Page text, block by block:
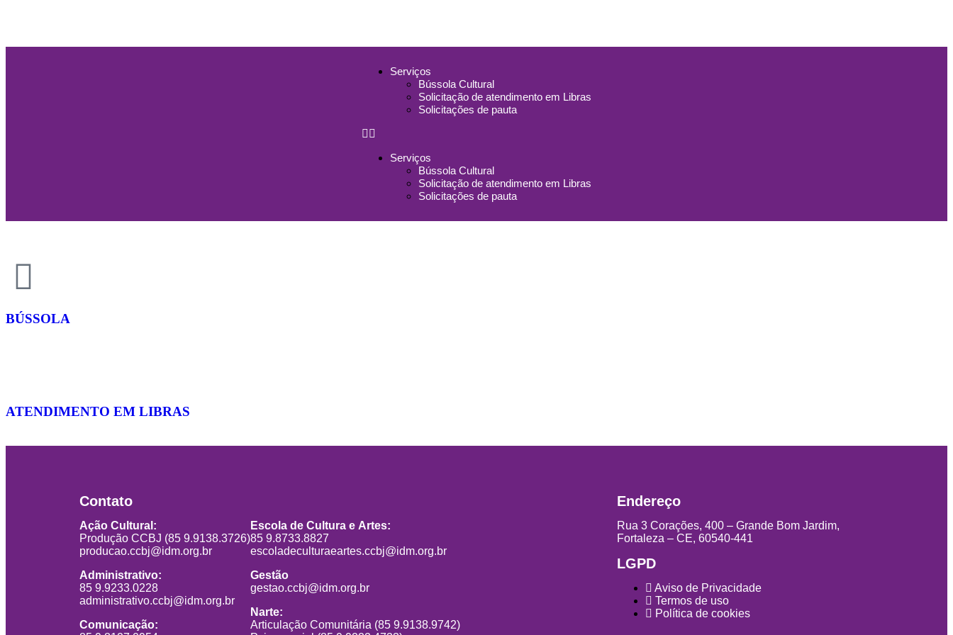
Serviços
Bússola Cultural
Solicitação de atendimento em Libras
Solicitações de pauta
Serviços
Bússola Cultural
Solicitação de atendimento em Libras
Solicitações de pauta
BÚSSOLA
ATENDIMENTO EM LIBRAS
Contato
Ação Cultural:
Produção CCBJ (85 9.9138.3726)
producao.ccbj@idm.org.br
Administrativo:
85 9.9233.0228
administrativo.ccbj@idm.org.br
Comunicação:
Escola de Cultura e Artes:
85 9.8733.8827
escoladeculturaeartes.ccbj@idm.org.br
Gestão
gestao.ccbj@idm.org.br
Narte:
Articulação Comunitária (85 9.9138.9742)
Endereço
Rua 3 Corações, 400 – Grande Bom Jardim,
Fortaleza – CE, 60540-441
LGPD
Aviso de Privacidade
Termos de uso
Política de cookies